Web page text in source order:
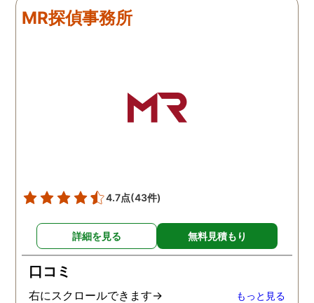
拠で旦那と今後の話しが早
く進みそうです。また結果
かり注意してくださる方で
した。本当に感謝してま
す。また分からない事があ
がとうございました！！
MR探偵事務所
4.7点(43件)
詳細を見る 無料見積もり
口コミ
右にスクロールできます→ もっと見る